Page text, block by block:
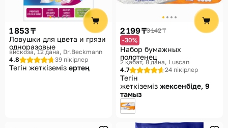
1 853 ₸
Ловушки для цвета и грязи
одноразовые
вискоза, 12 дана Dr.Beckmann
4.8
39 пікірлер
Тегін жеткіземіз ертең
2 199 ₸3 142 ₸
-30%
Набор бумажных
полотенец
2 қабат, 8 дана Luscan
4.7
24 пікірлер
Тегін
жеткіземіз жексенбіде, 9
тамыз